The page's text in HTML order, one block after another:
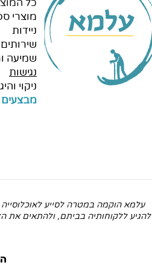
כל
מוצרי
ניידות
שמיעה
נגישות
ניקוי
עלמא הוקמה במטרה לסייע
להגיע ללקוחותיה בביתם, ולהתאים את